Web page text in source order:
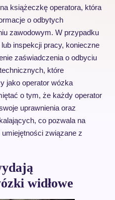
książeczkę operatora, która
o odbytych
zawodowym. W przypadku
inspekcji pracy, konieczne
zaświadczenia o odbyciu
które
jako operator wózka
o tym, że każdy operator
uprawnienia oraz
co pozwala na
związane z
widłowe